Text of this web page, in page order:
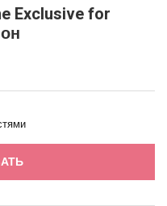
Exclusive for